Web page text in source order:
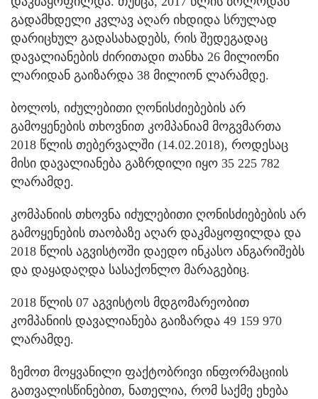
გადამხდელი კვლავ აღარ იხდიდა სრულად
დარიცხულ გადასახადებს, რის შედეგადაც
დავალიანების ძირითადი თანხა 26 მილიონი
ლარიდან გაიზარდა 38 მილიონ ლარამდე.
ბოლოს, იძულებითი ღონისძიებების არ
გამოყენების თხოვნით კომპანიამ მოგვმართა
2018 წლის თებერვალში (14.02.2018), როდესაც
მისი დავალიანება გაზრდილი იყო 35 225 782
ლარამდე.
კომპანიის თხოვნა იძულებითი ღონისძიებების არ
გამოყენების თაობაზე აღარ დაკმაყოფილდა და
2018 წლის აგვისტოში დაედო ინკასო ანგარიშებს
და დაყადაღდა სასაქონლო მარაგებიც.
2018 წლის 07 აგვისტოს მდგომარეობით
კომპანიის დავალიანება გაიზარდა 49 159 970
ლარამდე.
ზემოთ მოყვანილი ფაქტობრივი ინფორმაციის
გათვალისწინებით, ნათელია, რომ საქმე ეხება